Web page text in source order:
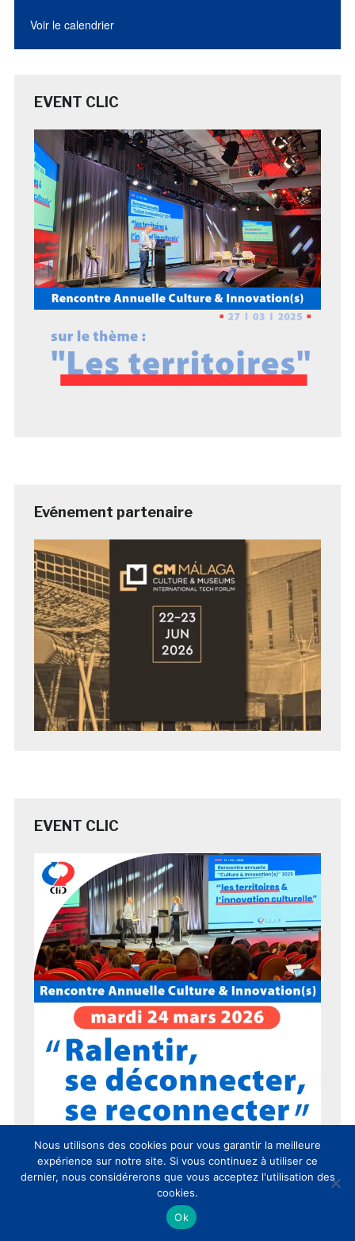
Voir le calendrier
EVENT CLIC
Evénement partenaire
EVENT CLIC
Nous utilisons des cookies pour vous garantir la meilleure
expérience sur notre site. Si vous continuez à utiliser ce
dernier, nous considérerons que vous acceptez l'utilisation des
cookies.
Ok